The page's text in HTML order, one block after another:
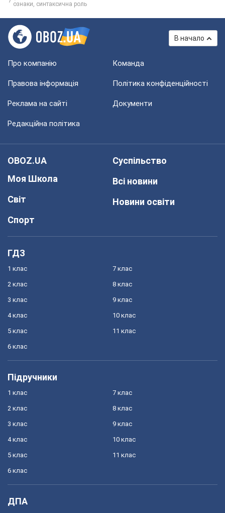
ознаки, синтаксична роль
В начало
Про компанію Команда
Правова інформація Політика конфіденційності
Реклама на сайті Документи
Редакційна політика
OBOZ.UA
Моя Школа
Світ
Спорт
Суспільство
Всі новини
Новини освіти
ГДЗ
1 клас
2 клас
3 клас
4 клас
5 клас
6 клас
7 клас
8 клас
9 клас
10 клас
11 клас
Підручники
1 клас
2 клас
3 клас
4 клас
5 клас
6 клас
7 клас
8 клас
9 клас
10 клас
11 клас
ДПА